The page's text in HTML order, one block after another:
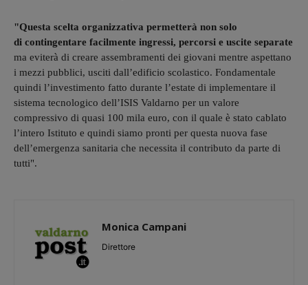
"Questa scelta organizzativa permetterà non solo
di contingentare facilmente ingressi, percorsi e uscite separate
ma eviterà di creare assembramenti dei giovani mentre aspettano
i mezzi pubblici, usciti dall’edificio scolastico. Fondamentale
quindi l’investimento fatto durante l’estate di implementare il
sistema tecnologico dell’ISIS Valdarno per un valore
compressivo di quasi 100 mila euro, con il quale è stato cablato
l’intero Istituto e quindi siamo pronti per questa nuova fase
dell’emergenza sanitaria che necessita il contributo da parte di
tutti".
Monica Campani
Direttore